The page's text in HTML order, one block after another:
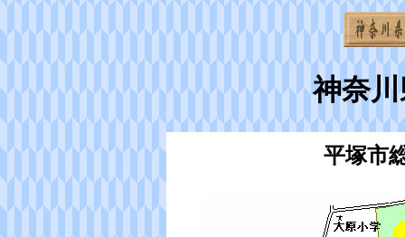
神奈
平塚市